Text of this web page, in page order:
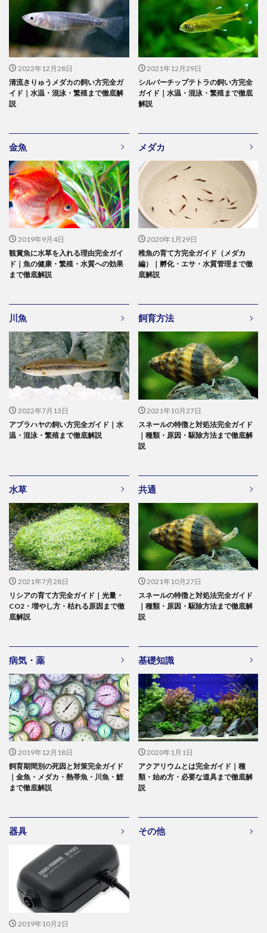
2022年12月28日
清流きりゅうメダカの飼い方完全ガ
イド｜水温・混泳・繁殖まで徹底解
説
2021年12月29日
シルバーチップテトラの飼い方完全
ガイド｜水温・混泳・繁殖まで徹底
解説
金魚
2019年9月4日
観賞魚に水草を入れる理由完全ガイ
ド｜魚の健康・繁殖・水質への効果
まで徹底解説
メダカ
2020年1月29日
稚魚の育て方完全ガイド（メダカ
編）｜孵化・エサ・水質管理まで徹
底解説
川魚
2022年7月13日
アブラハヤの飼い方完全ガイド｜水
温・混泳・繁殖まで徹底解説
飼育方法
2021年10月27日
スネールの特徴と対処法完全ガイド
｜種類・原因・駆除方法まで徹底解
説
水草
2021年7月28日
リシアの育て方完全ガイド｜光量・
CO2・増やし方・枯れる原因まで徹
底解説
共通
2021年10月27日
スネールの特徴と対処法完全ガイド
｜種類・原因・駆除方法まで徹底解
説
病気・薬
2019年12月18日
飼育期間別の死因と対策完全ガイド
｜金魚・メダカ・熱帯魚・川魚・鯉
まで徹底解説
基礎知識
2020年1月1日
アクアリウムとは完全ガイド｜種
類・始め方・必要な道具まで徹底解
説
器具
2019年10月2日
その他